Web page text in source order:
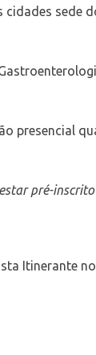
sede
presencial
pré-inscrito
Itinerante